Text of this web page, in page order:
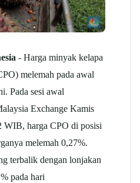
- Harga minyak kelapa
melemah pada awal
Pada sesi awal
Exchange Kamis
WIB, harga CPO di posisi
melemah 0,27%.
terbalik dengan lonjakan
pada hari